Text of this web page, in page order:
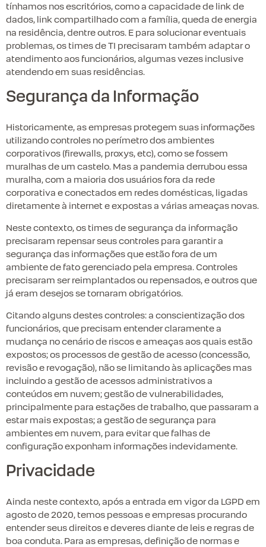
tínhamos nos escritórios, como a capacidade de link de
dados, link compartilhado com a família, queda de energia
na residência, dentre outros. E para solucionar eventuais
problemas, os times de TI precisaram também adaptar o
atendimento aos funcionários, algumas vezes inclusive
atendendo em suas residências.
Segurança da Informação
Historicamente, as empresas protegem suas informações
utilizando controles no perímetro dos ambientes
corporativos (firewalls, proxys, etc), como se fossem
muralhas de um castelo. Mas a pandemia derrubou essa
muralha, com a maioria dos usuários fora da rede
corporativa e conectados em redes domésticas, ligadas
diretamente à internet e expostas a várias ameaças novas.
Neste contexto, os times de segurança da informação
precisaram repensar seus controles para garantir a
segurança das informações que estão fora de um
ambiente de fato gerenciado pela empresa. Controles
precisaram ser reimplantados ou repensados, e outros que
já eram desejos se tornaram obrigatórios.
Citando alguns destes controles: a conscientização dos
funcionários, que precisam entender claramente a
mudança no cenário de riscos e ameaças aos quais estão
expostos; os processos de gestão de acesso (concessão,
revisão e revogação), não se limitando às aplicações mas
incluindo a gestão de acessos administrativos a
conteúdos em nuvem; gestão de vulnerabilidades,
principalmente para estações de trabalho, que passaram a
estar mais expostas; a gestão de segurança para
ambientes em nuvem, para evitar que falhas de
configuração exponham informações indevidamente.
Privacidade
Ainda neste contexto, após a entrada em vigor da LGPD em
agosto de 2020, temos pessoas e empresas procurando
entender seus direitos e deveres diante de leis e regras de
boa conduta. Para as empresas, definição de normas e